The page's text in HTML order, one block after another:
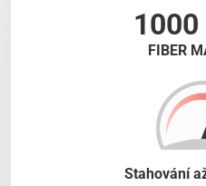
FIBER
Stahování